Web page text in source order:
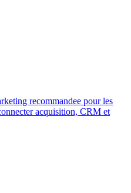
recommandee pour les
acquisition, CRM et